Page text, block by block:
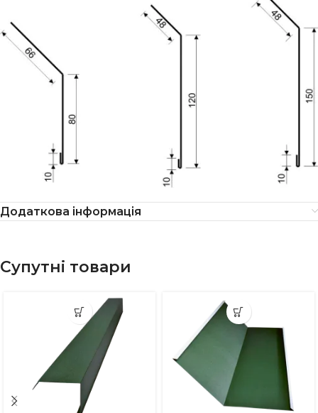
Додаткова інформація
Супутні товари